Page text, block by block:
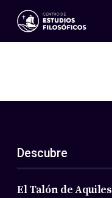
Eventos
ES
EN
Acerca de nosotros
Miembros
Descubre
El Talón de Aquiles